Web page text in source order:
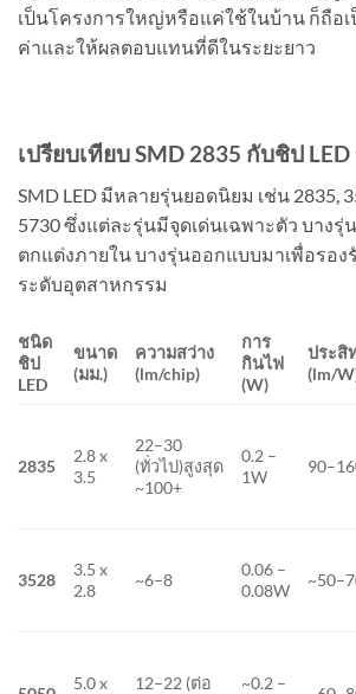
เป็นโครงการใหญ่หรือแค่ใช้ในบ้าน ก็ถือ
ค่าและให้ผลตอบแทนที่ดีในระยะยาว
เปรียบเทียบ SMD 2835 กับชิป
SMD LED มีหลายรุ่นยอดนิยม เช่น 2835,
5730 ซึ่งแต่ละรุ่นมีจุดเด่นเฉพาะตัว บางรุ่
ตกแต่งภายใน บางรุ่นออกแบบมาเพื่อรอง
ระดับอุตสาหกรรม
ชนิด
ชิป
LED
ขนาด
(มม.)
ความสว่าง
(lm/chip)
การ
กินไฟ
(W)
ประสิ
(lm/
2835
2.8 x
3.5
22–30
(ทั่วไป)สูงสุด
~100+
0.2 –
1W
3528
3.5 x
2.8
~6–8
0.06 –
0.08W
5.0 x
12–22 (ต่อ
~0.2 –